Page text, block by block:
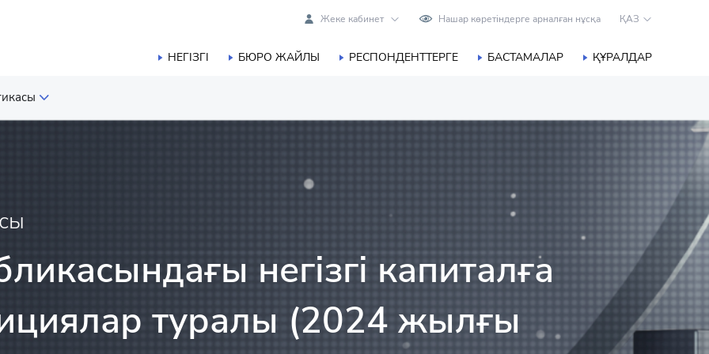
Жеке кабинет Нашар көретіндерге арналған нұсқа ҚАЗ
НЕГІЗГІ БЮРО ЖАЙЛЫ РЕСПОНДЕНТТЕРГЕ БАСТАМАЛАР ҚҰРАЛДАР
негізгі капиталға
туралы (2024 жылғы